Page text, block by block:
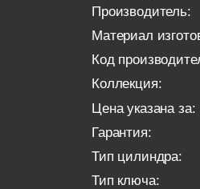
Производитель:
Материал
Код
Коллекция:
Цена указана за:
Гарантия:
Тип цилиндра:
Тип ключа: